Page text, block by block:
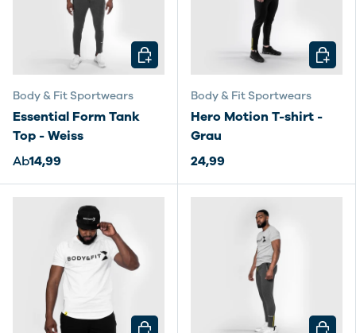
Body & Fit Sportwears
Essential Form Tank
Top - Weiss
Ab14,99
OPTIONEN AUSWÄHLEN
Body & Fit Sportwears
Hero Motion T-shirt -
Grau
24,99
OPTIONEN AUSWÄHLEN